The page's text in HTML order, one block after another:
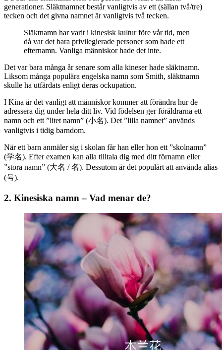
generationer. Släktnamnet består vanligtvis av ett (sällan två/tre)
tecken och det givna namnet är vanligtvis två tecken.
Släktnamn har varit i kinesisk kultur före vår tid, men
då var det bara privilegierade personer som hade ett
efternamn. Vanliga människor hade det inte.
Det var bara många år senare som alla kineser hade släktnamn.
Liksom många populära engelska namn som Smith, släktnamn
skulle ha utfärdats enligt deras ockupation.
I Kina är det vanligt att människor kommer att förändra hur de
adressera dig under hela ditt liv. Vid födelsen ger föräldrarna ett
namn och ett ”litet namn” (小名). Det ”lilla namnet” används
vanligtvis i tidig barndom.
När ett barn anmäler sig i skolan får han eller hon ett ”skolnamn”
(学名). Efter examen kan alla tilltala dig med ditt förnamn eller
”stora namn” (大名 / 名). Dessutom är det populärt att använda alias
(号).
2. Kinesiska namn – Vad menar de?